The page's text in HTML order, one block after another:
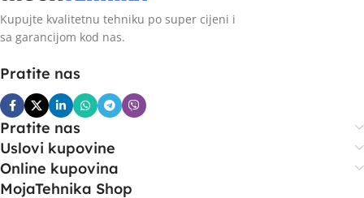
Kupujte kvalitetnu tehniku po super cijeni i
sa garancijom kod nas.
Pratite nas
Pratite nas
Uslovi kupovine
Online kupovina
MojaTehnika Shop